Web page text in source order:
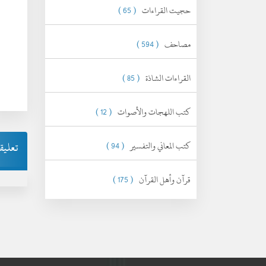
حجيت القراءات ( 65 )
مصاحف ( 594 )
القراءات الشاذة ( 85 )
كتب اللهجات والأصوات ( 12 )
كتب المعاني والتفسير ( 94 )
قرآن وأهل القرآن ( 175 )